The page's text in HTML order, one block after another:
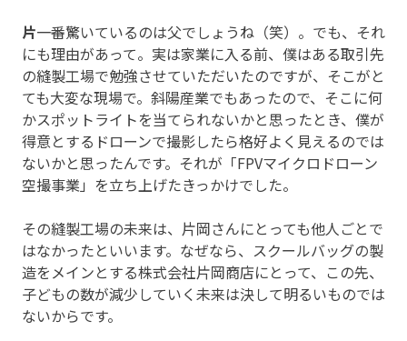
片――一番驚いているのは父でしょうね（笑）。でも、それ
にも理由があって。実は家業に入る前、僕はある取引先
の縫製工場で勉強させていただいたのですが、そこがと
ても大変な現場で。斜陽産業でもあったので、そこに何
かスポットライトを当てられないかと思ったとき、僕が
得意とするドローンで撮影したら格好よく見えるのでは
ないかと思ったんです。それが「FPVマイクロドローン
空撮事業」を立ち上げたきっかけでした。
その縫製工場の未来は、片岡さんにとっても他人ごとで
はなかったといいます。なぜなら、スクールバッグの製
造をメインとする株式会社片岡商店にとって、この先、
子どもの数が減少していく未来は決して明るいものでは
ないからです。